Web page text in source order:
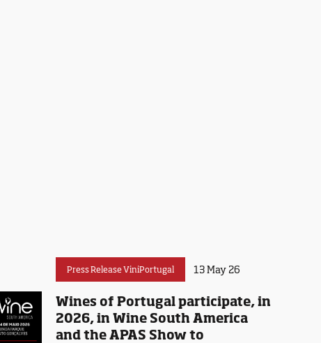
Press Release ViniPortugal 13 May 26
Wines of Portugal participate, in
2026, in Wine South America
and the APAS Show to